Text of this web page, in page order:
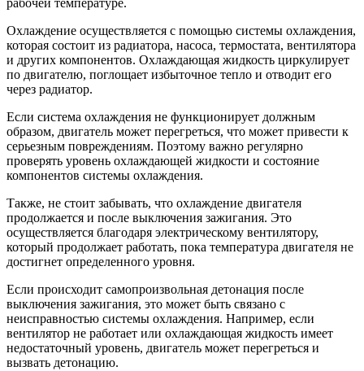
рабочей температуре.
Охлаждение осуществляется с помощью системы охлаждения,
которая состоит из радиатора, насоса, термостата, вентилятора
и других компонентов. Охлаждающая жидкость циркулирует
по двигателю, поглощает избыточное тепло и отводит его
через радиатор.
Если система охлаждения не функционирует должным
образом, двигатель может перегреться, что может привести к
серьезным повреждениям. Поэтому важно регулярно
проверять уровень охлаждающей жидкости и состояние
компонентов системы охлаждения.
Также, не стоит забывать, что охлаждение двигателя
продолжается и после выключения зажигания. Это
осуществляется благодаря электрическому вентилятору,
который продолжает работать, пока температура двигателя не
достигнет определенного уровня.
Если происходит самопроизвольная детонация после
выключения зажигания, это может быть связано с
неисправностью системы охлаждения. Например, если
вентилятор не работает или охлаждающая жидкость имеет
недостаточный уровень, двигатель может перегреться и
вызвать детонацию.